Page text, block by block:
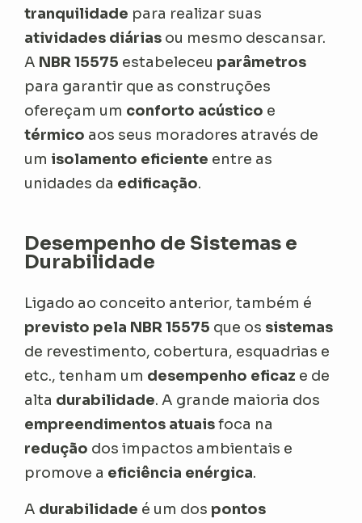
tranquilidade para realizar suas
atividades diárias ou mesmo descansar.
A NBR 15575 estabeleceu parâmetros
para garantir que as construções
ofereçam um conforto acústico e
térmico aos seus moradores através de
um isolamento eficiente entre as
unidades da edificação.
Desempenho de Sistemas e
Durabilidade
Ligado ao conceito anterior, também é
previsto pela NBR 15575 que os sistemas
de revestimento, cobertura, esquadrias e
etc., tenham um desempenho eficaz e de
alta durabilidade. A grande maioria dos
empreendimentos atuaisfoca na
redução dos impactos ambientais e
promove a eficiência enérgica.
A durabilidade é um dos pontos